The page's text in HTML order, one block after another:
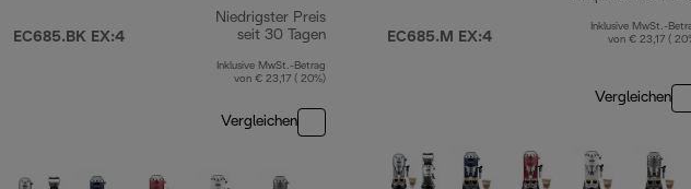
EC685.BK EX:4
Niedrigster Preis
seit 30 Tagen
Inklusive MwSt.-Betrag
von € 23,17 ( 20%)
Vergleichen
EC685.M EX:4
Inklusive MwSt.-
von € 23,17 (
Vergleichen